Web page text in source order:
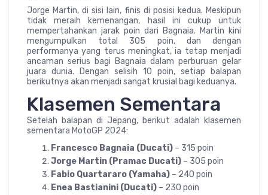
Jorge Martin, di sisi lain, finis di posisi kedua. Meskipun
tidak meraih kemenangan, hasil ini cukup untuk
mempertahankan jarak poin dari Bagnaia. Martin kini
mengumpulkan total 305 poin, dan dengan
performanya yang terus meningkat, ia tetap menjadi
ancaman serius bagi Bagnaia dalam perburuan gelar
juara dunia. Dengan selisih 10 poin, setiap balapan
berikutnya akan menjadi sangat krusial bagi keduanya.
Klasemen Sementara
Setelah balapan di Jepang, berikut adalah klasemen
sementara MotoGP 2024:
Francesco Bagnaia (Ducati) – 315 poin
Jorge Martin (Pramac Ducati) – 305 poin
Fabio Quartararo (Yamaha) – 240 poin
Enea Bastianini (Ducati) – 230 poin